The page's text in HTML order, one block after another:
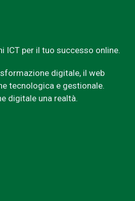
ICT per il tuo successo online.
digitale, il web
tecnologica e gestionale.
digitale una realtà.